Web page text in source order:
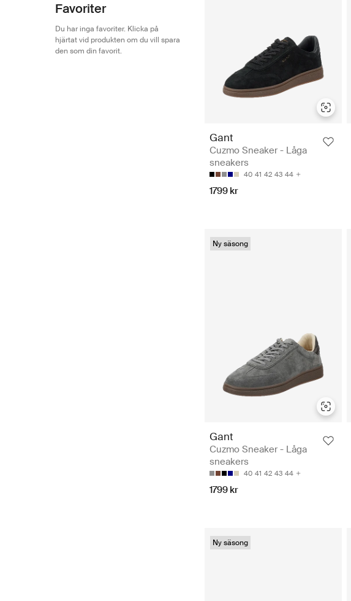
Favoriter
Du har inga favoriter. Klicka på
hjärtat vid produkten om du vill spara
den som din favorit.
Gant
Cuzmo Sneaker - Låga
sneakers
40 41 42 43 44
1799 kr
Ny säsong
Gant
Cuzmo Sneaker - Låga
sneakers
40 41 42 43 44
1799 kr
Ny säsong